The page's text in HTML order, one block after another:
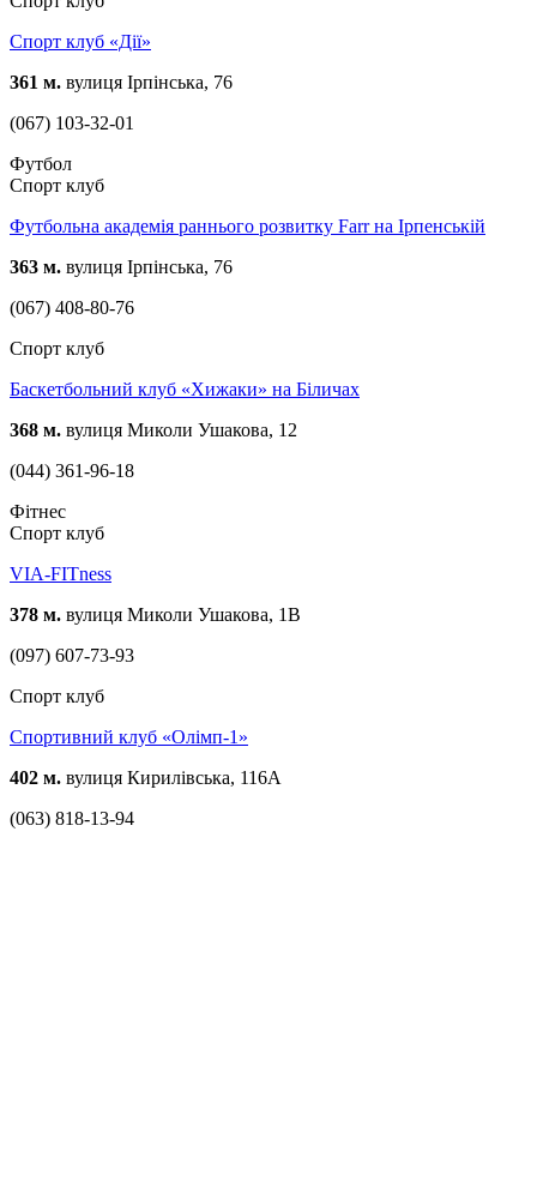
Спорт клуб «Дії»
361 м. вулиця Ірпінська, 76
(067) 103-32-01
Футбол
Спорт клуб
Футбольна академія раннього розвитку Farr на Ірпенській
363 м. вулиця Ірпінська, 76
(067) 408-80-76
Спорт клуб
Баскетбольний клуб «Хижаки» на Біличах
368 м. вулиця Миколи Ушакова, 12
(044) 361-96-18
Фітнес
Спорт клуб
VIA-FITness
378 м. вулиця Миколи Ушакова, 1В
(097) 607-73-93
Спорт клуб
Спортивний клуб «Олімп-1»
402 м. вулиця Кирилівська, 116А
(063) 818-13-94